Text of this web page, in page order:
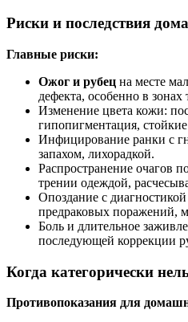
Риски и последствия
Главные риски:
Ожог и рубец на месте
дефекта, особенно в
Изменение цвета кожи:
гипопигментация,
Инфицирование ранки с
запахом, лихорадкой.
Распространение очагов
трении одеждой,
Опоздание с
предраковых поражений,
Боль и длительное
последующей коррекции
Когда категорически
Противопоказания для